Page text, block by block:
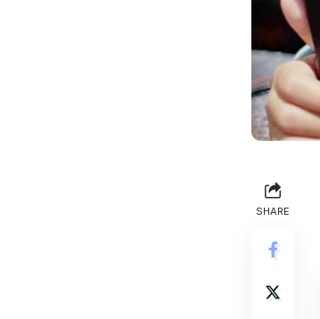
SHARE